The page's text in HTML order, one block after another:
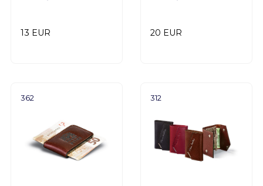
13 EUR 20 EUR
362 312